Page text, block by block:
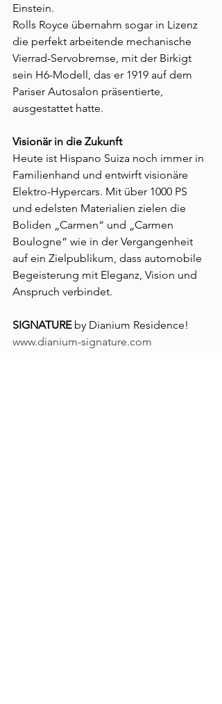
Einstein.
Rolls Royce übernahm sogar in Lizenz
die perfekt arbeitende mechanische
Vierrad-Servobremse, mit der Birkigt
sein H6-Modell, das er 1919 auf dem
Pariser Autosalon präsentierte,
ausgestattet hatte.
Visionär in die Zukunft
Heute ist Hispano Suiza noch immer in
Familienhand und entwirft visionäre
Elektro-Hypercars. Mit über 1000 PS
und edelsten Materialien zielen die
Boliden „Carmen“ und „Carmen
Boulogne“ wie in der Vergangenheit
auf ein Zielpublikum, dass automobile
Begeisterung mit Eleganz, Vision und
Anspruch verbindet.
SIGNATURE by Dianium Residence!
www.dianium-signature.com